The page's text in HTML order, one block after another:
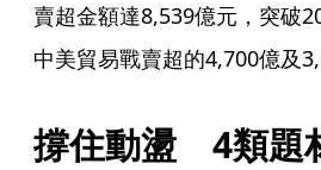
賣超金額達8,539億元，突破
中美貿易戰賣超的4,700億及
撐住動盪　4類題